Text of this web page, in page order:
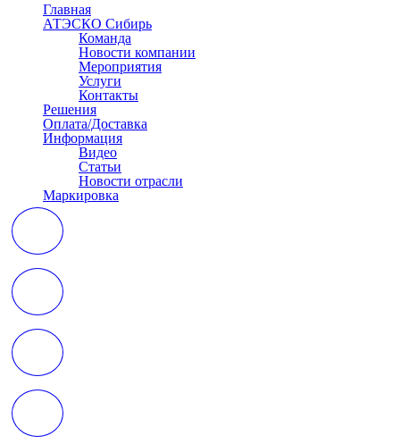
Главная
АТЭСКО Сибирь
Команда
Новости компании
Мероприятия
Услуги
Контакты
Решения
Оплата/Доставка
Информация
Видео
Статьи
Новости отрасли
Маркировка